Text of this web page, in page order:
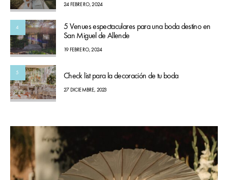
24 FEBRERO, 2024
4
5 Venues espectaculares para una boda destino en
San Miguel de Allende
19 FEBRERO, 2024
5 Check list para la decoración de tu boda
27 DICIEMBRE, 2023